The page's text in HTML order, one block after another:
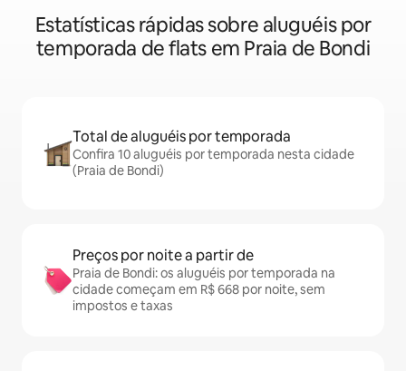
Estatísticas rápidas sobre aluguéis por
temporada de flats em Praia de Bondi
Total de aluguéis por temporada
Confira 10 aluguéis por temporada nesta cidade
(Praia de Bondi)
Preços por noite a partir de
Praia de Bondi: os aluguéis por temporada na
cidade começam em R$ 668 por noite, sem
impostos e taxas